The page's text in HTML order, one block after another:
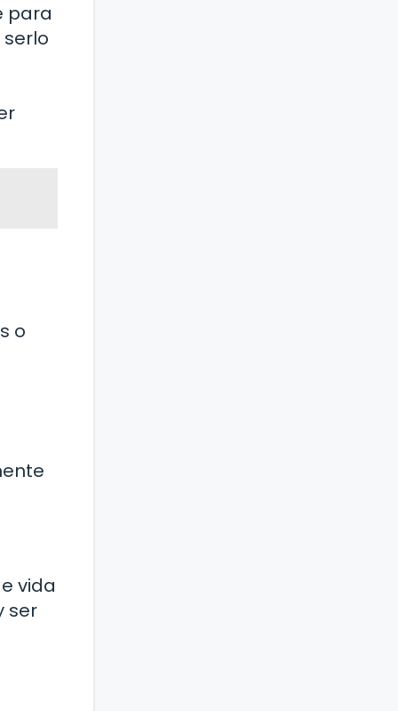
para
o
vida
ser